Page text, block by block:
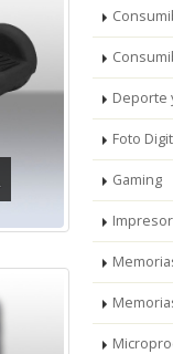
Deporte
Foto
Gaming